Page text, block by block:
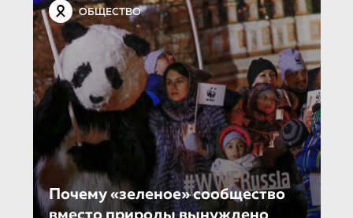
ОБЩЕСТВО
Почему «зеленое» сообщество
вместо природы вынуждено